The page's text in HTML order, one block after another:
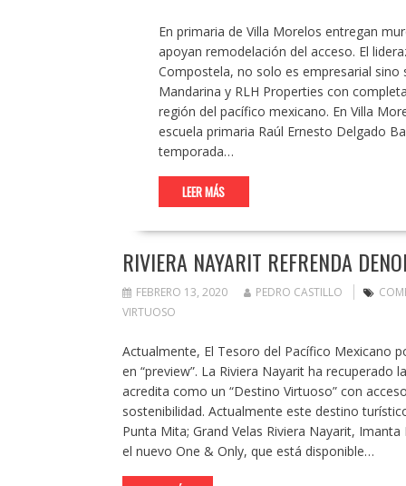
En primaria de Villa Morelos entregan
apoyan remodelación del acceso. El
Compostela, no solo es empresarial
Mandarina y RLH Properties con
región del pacífico mexicano. En Villa
escuela primaria Raúl Ernesto Delgado
temporada…
LEER MÁS
RIVIERA NAYARIT REFRENDA
FEBRERO 13, 2020 PEDRO CASTILLO
VIRTUOSO
Actualmente, El Tesoro del Pacífico Mexicano
en “preview”. La Riviera Nayarit ha
acredita como un “Destino Virtuoso” con
sostenibilidad. Actualmente este destino
Punta Mita; Grand Velas Riviera Nayarit,
el nuevo One & Only, que está disponible…